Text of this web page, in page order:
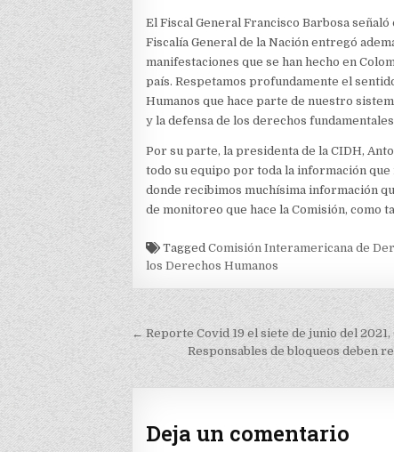
El Fiscal General Francisco Barbosa
Fiscalía General de la Nación entregó
manifestaciones que se han hecho en
país. Respetamos profundamente el
Humanos que hace parte de nuestro
y la defensa de los derechos
Por su parte, la presidenta de la CIDH,
todo su equipo por toda la información
donde recibimos muchísima información
de monitoreo que hace la Comisión, como
TaggedComisión Interamericana de
los Derechos Humanos
Navegación
entradas
← Reporte Covid 19 el siete de junio del
Responsables de bloqueos deben
Deja un comentario